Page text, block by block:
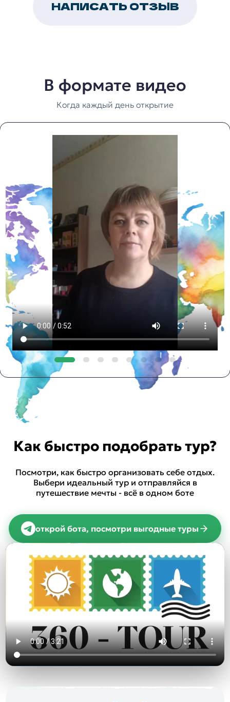
НАПИСАТЬ ОТЗЫВ
В формате видео
Когда каждый день открытие
Как быстро подобрать тур?
Посмотри, как быстро организовать себе отдых.
Выбери идеальный тур и отправляйся в
путешествие мечты - всё в одном боте
открой бота, посмотри выгодные туры